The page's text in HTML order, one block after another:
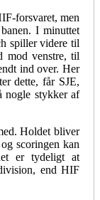
forsvaret, men
I minuttet
spiller videre til
mod venstre, til
ind over. Her
dette, får SJE,
nogle stykker af
Holdet bliver
scoringen kan
er tydeligt at
end HIF